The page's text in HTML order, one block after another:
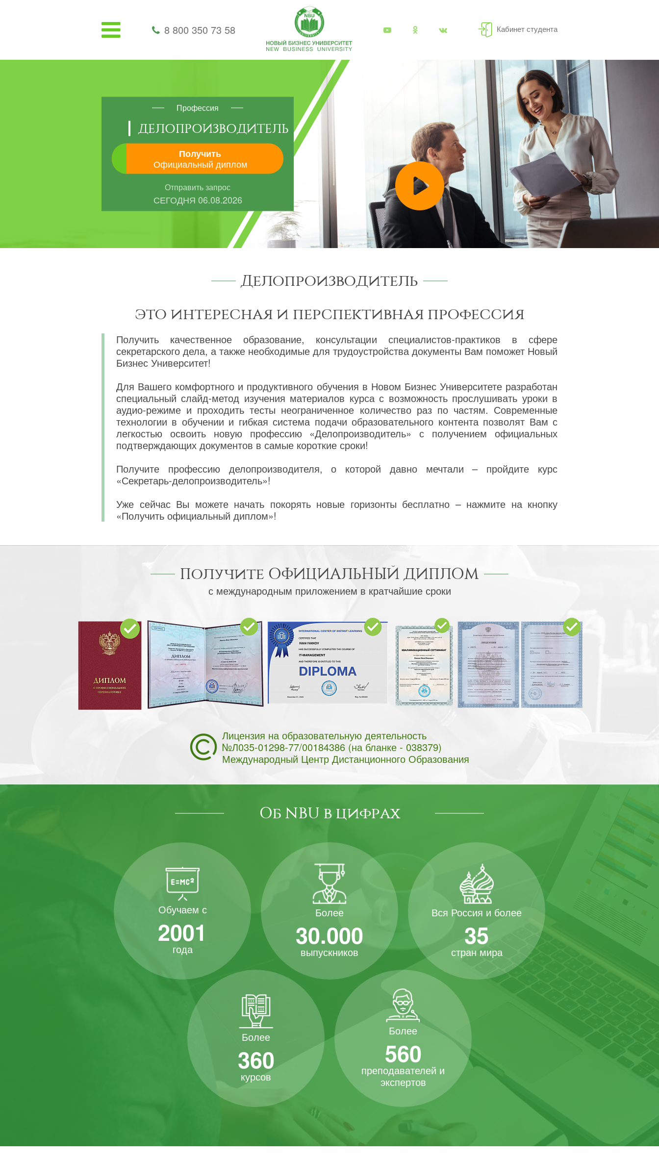
8 800 350 73 58 Кабинет студента
Профессия
ДЕЛОПРОИЗВОДИТЕЛЬ
Получить
Официальный диплом
Отправить запрос
СЕГОДНЯ 06.08.2026
Делопроизводитель
это интересная и перспективная профессия
Получить качественное образование, консультации специалистов-практиков в сфере
секретарского дела, а также необходимые для трудоустройства документы Вам поможет Новый
Бизнес Университет!
Для Вашего комфортного и продуктивного обучения в Новом Бизнес Университете разработан
специальный слайд-метод изучения материалов курса с возможность прослушивать уроки в
аудио-режиме и проходить тесты неограниченное количество раз по частям. Современные
технологии в обучении и гибкая система подачи образовательного контента позволят Вам с
легкостью освоить новую профессию «Делопроизводитель» с получением официальных
подтверждающих документов в самые короткие сроки!
Получите профессию делопроизводителя, о которой давно мечтали – пройдите курс
«Секретарь-делопроизводитель»!
Уже сейчас Вы можете начать покорять новые горизонты бесплатно – нажмите на кнопку
«Получить официальный диплом»!
Получите ОФИЦИАЛЬНЫЙ ДИПЛОМ
с международным приложением в кратчайшие сроки
Лицензия на образовательную деятельность
№Л035-01298-77/00184386 (на бланке - 038379)
Международный Центр Дистанционного Образования
Об NBU в цифрах
Обучаем с
2001
года
Более
30.000
выпускников
Вся Россия и более
35
стран мира
Более
360
курсов
Более
560
преподавателей и
экспертов